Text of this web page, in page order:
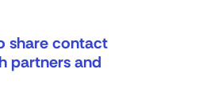
share contact
partners and